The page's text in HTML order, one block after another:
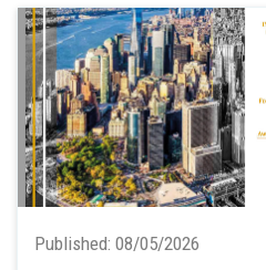
Published: 08/05/2026